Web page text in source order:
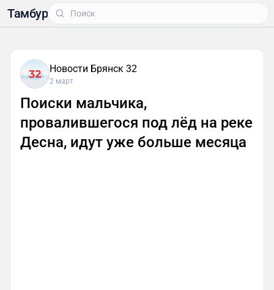
Тамбур
Новости Брянск 32
2 март
Поиски мальчика,
провалившегося под лёд на реке
Десна, идут уже больше месяца